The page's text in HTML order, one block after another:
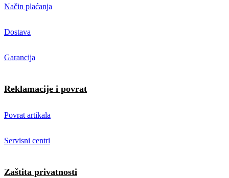
Način plaćanja
Dostava
Garancija
Reklamacije i povrat
Povrat artikala
Servisni centri
Zaštita privatnosti